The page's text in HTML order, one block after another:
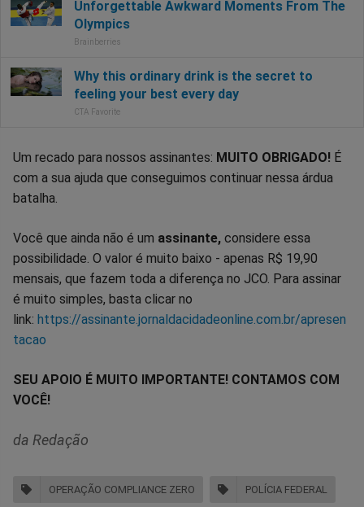
Um recado para nossos assinantes: MUITO OBRIGADO! É
com a sua ajuda que conseguimos continuar nessa árdua
batalha.
Você que ainda não é um assinante, considere essa
possibilidade. O valor é muito baixo - apenas R$ 19,90
mensais, que fazem toda a diferença no JCO. Para assinar
é muito simples, basta clicar no
link: https://assinante.jornaldacidadeonline.com.br/apresen
tacao
SEU APOIO É MUITO IMPORTANTE! CONTAMOS COM
VOCÊ!
da Redação
OPERAÇÃO COMPLIANCE ZERO POLÍCIA FEDERAL